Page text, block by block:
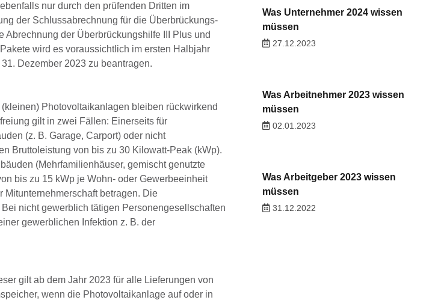
nur durch den prüfenden Dritten im
der Schlussabrechnung für die Überbrückungs-
Abrechnung der Überbrückungshilfe III Plus und
wird es voraussichtlich im ersten Halbjahr
Dezember 2023 zu beantragen.
Photovoltaikanlagen bleiben rückwirkend
gilt in zwei Fällen: Einerseits für
(z. B. Garage, Carport) oder nicht
Bruttoleistung von bis zu 30 Kilowatt-Peak (kWp).
(Mehrfamilienhäuser, gemischt genutzte
bis zu 15 kWp je Wohn- oder Gewerbeeinheit
Mitunternehmerschaft betragen. Die
nicht gewerblich tätigen Personengesellschaften
gewerblichen Infektion z. B. der
gilt ab dem Jahr 2023 für alle Lieferungen von
wenn die Photovoltaikanlage auf oder in
Was Unternehmer 2024 wissen
müssen
27.12.2023
Was Arbeitnehmer 2023 wissen
müssen
02.01.2023
Was Arbeitgeber 2023 wissen
müssen
31.12.2022